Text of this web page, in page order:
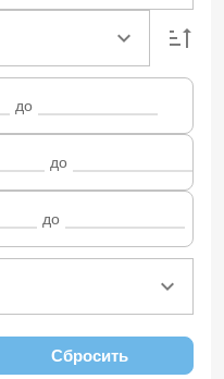
до
до
до
Сбросить